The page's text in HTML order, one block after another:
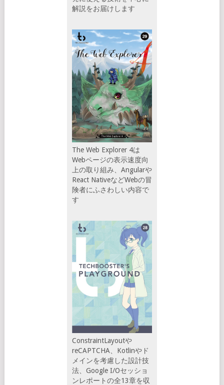
解説をお届けします
The Web Explorer 4は
Webページの表示速度向
上の取り組み、Angularや
React NativeなどWebの冒
険者にふさわしい内容で
す
ConstraintLayoutや
reCAPTCHA、Kotlinやド
メインを考慮した設計技
法、Google I/Oセッショ
ンレポートの全13章を収